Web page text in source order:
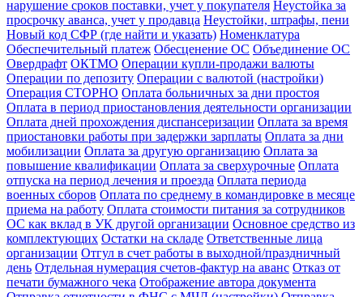
нарушение сроков поставки, учет у покупателя Неустойка за
просрочку аванса, учет у продавца Неустойки, штрафы, пени
Новый код СФР (где найти и указать) Номенклатура
Обеспечительный платеж Обесценение ОС Объединение ОС
Овердрафт ОКТМО Операции купли-продажи валюты
Операции по депозиту Операции с валютой (настройки)
Операция СТОРНО Оплата больничных за дни простоя
Оплата в период приостановления деятельности организации
Оплата дней прохождения диспансеризации Оплата за время
приостановки работы при задержки зарплаты Оплата за дни
мобилизации Оплата за другую организацию Оплата за
повышение квалификации Оплата за сверхурочные Оплата
отпуска на период лечения и проезда Оплата периода
военных сборов Оплата по среднему в командировке в месяце
приема на работу Оплата стоимости питания за сотрудников
ОС как вклад в УК другой организации Основное средство из
комплектующих Остатки на складе Ответственные лица
организации Отгул в счет работы в выходной/праздничный
день Отдельная нумерация счетов-фактур на аванс Отказ от
печати бумажного чека Отображение автора документа